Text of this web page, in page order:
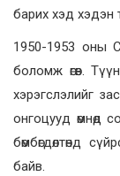
барих хэд хэдэн
1950-1953 оны
боломж өгөв.
хэрэгслэлийг
онгоцууд өмнөд
бөмбөгдөлтөнд
байв.